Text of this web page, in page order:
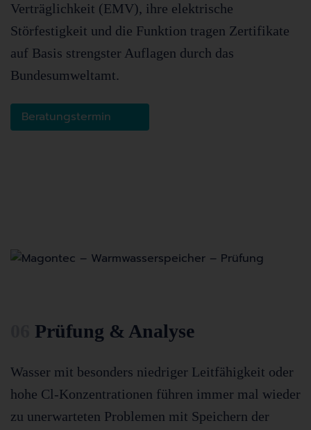
Verträglichkeit (EMV), ihre elektrische
Störfestigkeit und die Funktion tragen Zertifikate
auf Basis strengster Auflagen durch das
Bundesumweltamt.
Beratungstermin
Prüfung & Analyse
Wasser mit besonders niedriger Leitfähigkeit oder
hohe Cl-Konzentrationen führen immer mal wieder
zu unerwarteten Problemen mit Speichern der